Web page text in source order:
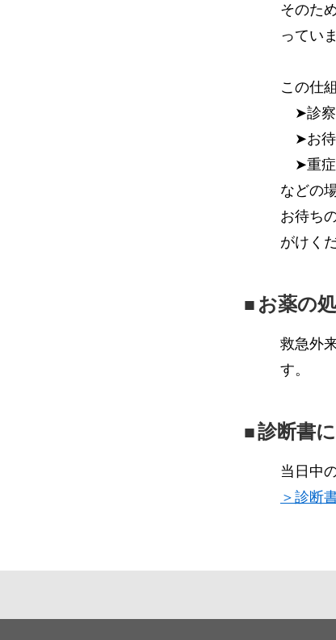
そのた
ってい
この仕
➤診察
➤お待
➤重症
などの
お待ち
がけく
お薬の
救急外
す。
診断書
当日中
＞診断